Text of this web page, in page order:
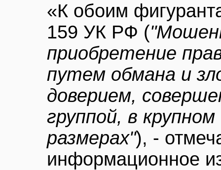
«К обоим
159 УК РФ (
приобретение
путем обмана и
доверием,
группой, в
размерах"), -
информационное